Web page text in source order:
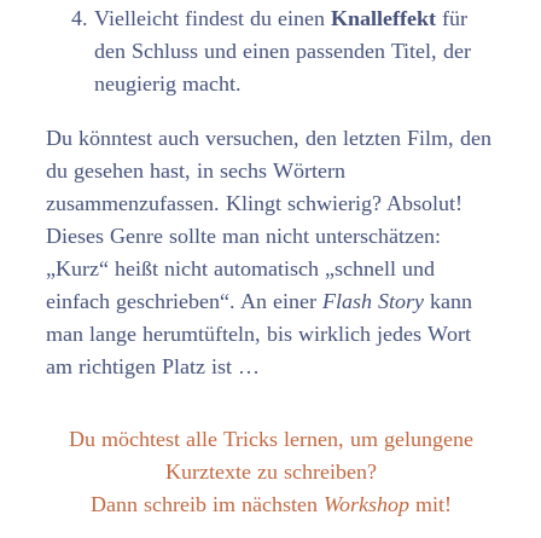
Vielleicht findest du einen Knalleffekt für
den Schluss und einen passenden Titel, der
neugierig macht.
Du könntest auch versuchen, den letzten Film, den
du gesehen hast, in sechs Wörtern
zusammenzufassen. Klingt schwierig? Absolut!
Dieses Genre sollte man nicht unterschätzen:
„Kurz“ heißt nicht automatisch „schnell und
einfach geschrieben“. An einer Flash Story kann
man lange herumtüfteln, bis wirklich jedes Wort
am richtigen Platz ist …
Du möchtest alle Tricks lernen, um gelungene
Kurztexte zu schreiben?
Dann schreib im nächsten Workshopmit!